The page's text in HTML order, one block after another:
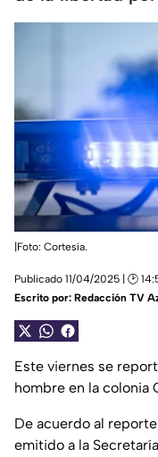
|Foto: Cortesía.
Publicado 11/04/2025 | 🕑
Escrito por: Redacción TV
Este viernes se
hombre en la colonia
De acuerdo al
emitido a la